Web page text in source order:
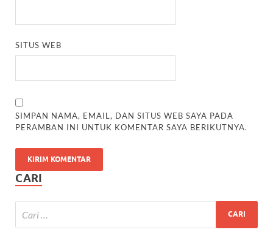
SITUS WEB
SIMPAN NAMA, EMAIL, DAN SITUS WEB SAYA PADA
PERAMBAN INI UNTUK KOMENTAR SAYA BERIKUTNYA.
CARI